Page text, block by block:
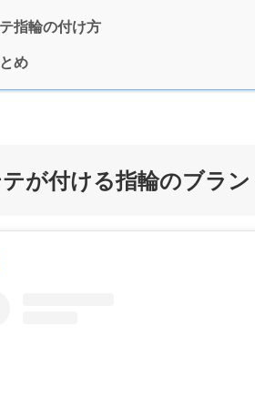
指輪の付け方
め
が付ける指輪のブラ